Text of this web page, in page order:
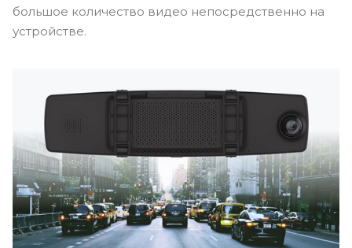
большое количество видео непосредственно на
устройстве.